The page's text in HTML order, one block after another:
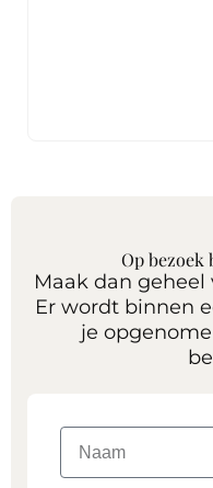
Op
Maak dan
Er wordt binnen
je